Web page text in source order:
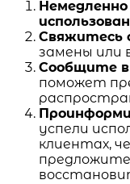
Свяжитесь
замены или
Сообщите в
поможет
успели
клиентах,